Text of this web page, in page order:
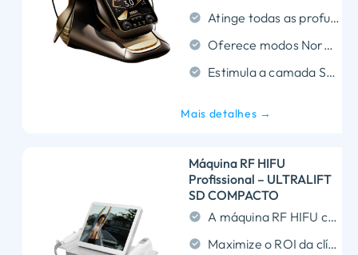
Atinge todas as profundidades da pele com cartuchos versáteis que variam de 1,5 mm a 18,0 mm.
Oferece modos Normal e MP flexíveis para tratamentos personalizados e eficientes.
Estimula a camada SMAS e a regeneração de colágeno para um levantamento poderoso e não invasivo.
Mais detalhes →
Máquina RF HIFU
Profissional – ULTRALIFT
SD COMPACTO
A máquina RF HIFU combina energia MFU e RF para um aperto SMAS não invasivo superior.
Maximize o ROI da clínica usando cartuchos ultraduráveis ​​de 20.000 doses que reduzem os custos contínuos com consumíveis.